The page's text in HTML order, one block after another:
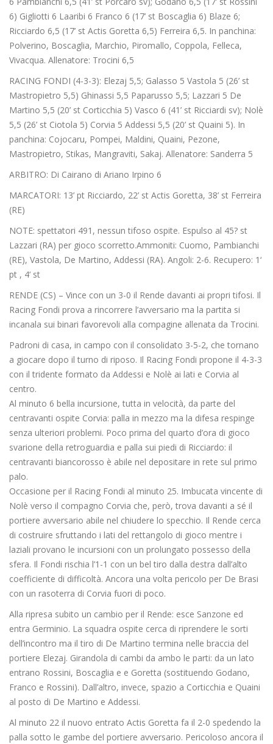
6) Gigliotti 6 Laaribi 6 Franco 6 (17’ st Boscaglia 6) Blaze 6;
Ricciardo 6,5 (17’ st Actis Goretta 6,5) Ferreira 6,5. In panchina:
Polverino, Boscaglia, Marchio, Piromallo, Coppola, Felleca,
Vivacqua. Allenatore: Trocini 6,5
RACING FONDI (4-3-3): Elezaj 5,5; Galasso 5 Vastola 5 (26’ st
Mastropietro 5,5) Ghinassi 5,5 Paparusso 5,5; Lazzari 5 De
Martino 5,5 (20’ st Corticchia 5) Vasco 6 (41’ st Ricciardi sv); Nolè
5,5 (26’ st Ciotola 5) Corvia 5 Addessi 5,5 (20’ st Quaini 5). In
panchina: Cojocaru, Pompei, Maldini, Quaini, Pezone,
Mastropietro, Stikas, Mangraviti, Sakaj. Allenatore: Sanderra 5
ARBITRO: Di Cairano di Ariano Irpino 6
MARCATORI: 13’ pt Ricciardo, 22’ st Actis Goretta, 38’ st Ferreira
(RE)
NOTE: spettatori 491, nessun tifoso ospite. Espulso al 45? st
Lazzari (RA) per gioco scorretto.Ammoniti: Cuomo, Pambianchi
(RE), Vastola, De Martino, Addessi (RA). Angoli: 2-6. Recupero: 1‘
pt , 4‘ st
RENDE (CS) – Vince con un 3-0 il Rende davanti ai propri tifosi. Il
Racing Fondi prova a rincorrere l’avversario ma la partita si
incanala sui binari favorevoli alla compagine allenata da Trocini.
Padroni di casa, in campo con il consolidato 3-5-2, che tornano
a giocare dopo il turno di riposo. Il Racing Fondi propone il 4-3-3
con il tridente formato da Addessi e Nolè ai lati e Corvia al
centro.
Al minuto 6 bella incursione, tutta in velocità, da parte del
centravanti ospite Corvia: palla in mezzo ma la difesa respinge
senza ulteriori problemi. Poco prima del quarto d’ora di gioco
svarione della retroguardia e palla sui piedi di Ricciardo: il
centravanti biancorosso è abile nel depositare in rete sul primo
palo.
Occasione per il Racing Fondi al minuto 25. Imbucata vincente di
Nolè verso il compagno Corvia che, però, trova davanti a sé il
portiere avversario abile nel chiudere lo specchio. Il Rende cerca
di costruire sfruttando i lati del rettangolo di gioco mentre i
laziali provano le incursioni con un prolungato possesso della
sfera. Il Fondi rischia l’1-1 con un bel tiro dalla destra dall’alto
coefficiente di difficoltà. Ancora una volta pericolo per De Brasi
con un rasoterra di Corvia fuori di poco.
Alla ripresa subito un cambio per il Rende: esce Sanzone ed
entra Germinio. La squadra ospite cerca di riprendere le sorti
dell’incontro ma il tiro di De Martino termina nelle braccia del
portiere Elezaj. Girandola di cambi da ambo le parti: da un lato
entrano Rossini, Boscaglia e e Goretta (sostituendo Godano,
Franco e Rossini). Dall’altro, invece, spazio a Corticchia e Quaini
al posto di De Martino e Addessi.
Al minuto 22 il nuovo entrato Actis Goretta fa il 2-0 spedendo la
palla sotto le gambe del portiere avversario. Pericoloso ancora il